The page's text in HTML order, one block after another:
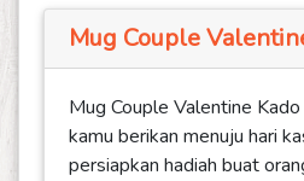
Mug Couple
Mug Couple Valentine
kamu berikan menuju hari
persiapkan hadiah buat